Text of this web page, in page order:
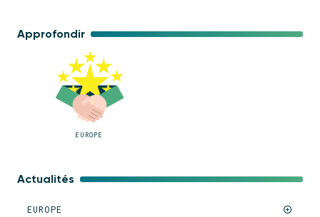
Approfondir
EUROPE
Actualités
EUROPE